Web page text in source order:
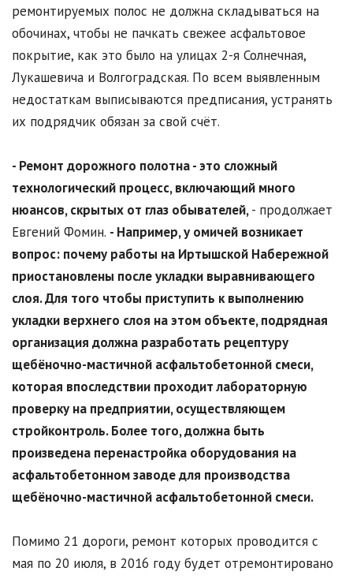
ремонтируемых полос не должна складываться на
обочинах, чтобы не пачкать свежее асфальтовое
покрытие, как это было на улицах 2-я Солнечная,
Лукашевича и Волгоградская. По всем выявленным
недостаткам выписываются предписания, устранять
их подрядчик обязан за свой счёт.
- Ремонт дорожного полотна - это сложный
технологический процесс, включающий много
нюансов, скрытых от глаз обывателей,- продолжает
Евгений Фомин. - Например, у омичей возникает
вопрос: почему работы на Иртышской Набережной
приостановлены после укладки выравнивающего
слоя. Для того чтобы приступить к выполнению
укладки верхнего слоя на этом объекте, подрядная
организация должна разработать рецептуру
щебёночно-мастичной асфальтобетонной смеси,
которая впоследствии проходит лабораторную
проверку на предприятии, осуществляющем
стройконтроль. Более того, должна быть
произведена перенастройка оборудования на
асфальтобетонном заводе для производства
щебёночно-мастичной асфальтобетонной смеси.
Помимо 21 дороги, ремонт которых проводится с
мая по 20 июля, в 2016 году будет отремонтировано